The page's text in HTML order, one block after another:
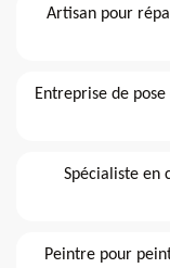
Artisan pour
Entreprise de
Spécialiste en
Peintre pour